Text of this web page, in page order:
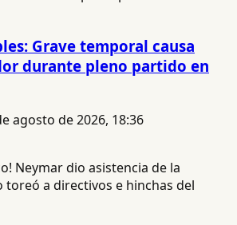
Grave temporal causa
durante pleno partido en
agosto de 2026, 18:36